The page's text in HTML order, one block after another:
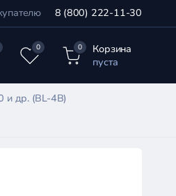
8 (800) 222-11-30
0 0
Корзина
пуста
и др. (BL-4B)